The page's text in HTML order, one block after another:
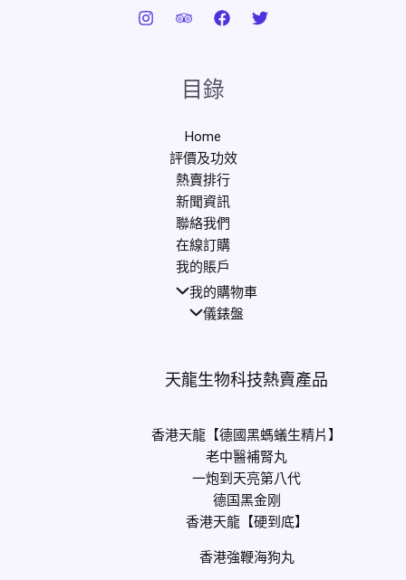
目錄
Home
評價及功效
熱賣排行
新聞資訊
聯絡我們
在線訂購
我的賬戶
我的購物車
儀錶盤
天龍生物科技熱賣產品
香港天龍【德國黑螞蟻生精片】
老中醫補腎丸
一炮到天亮第八代
德国黑金刚
香港天龍【硬到底】
香港強鞭海狗丸